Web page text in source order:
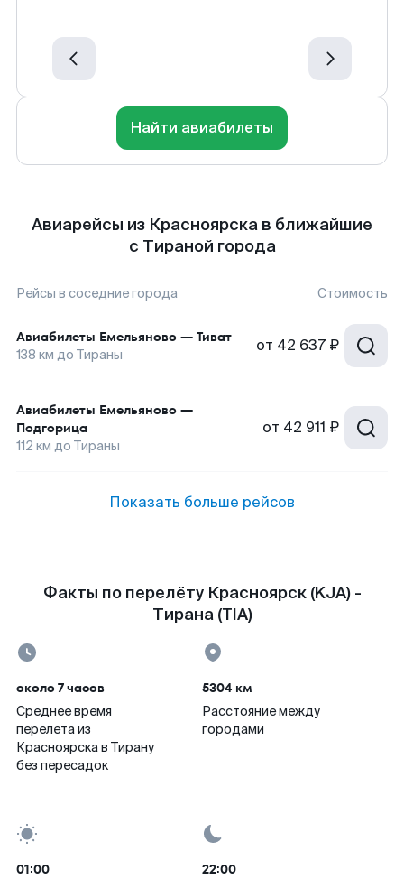
Найти авиабилеты
Авиарейсы из Красноярска в ближайшие
с Тираной города
Рейсы в соседние города Стоимость
Авиабилеты Емельяново — Тиват
138 км до Тираны от 42 637 ₽
Авиабилеты Емельяново —
Подгорица
112 км до Тираны
от 42 911 ₽
Показать больше рейсов
Факты по перелёту Красноярск (KJA) -
Тирана (TIA)
около 7 часов
Среднее время
перелета из
Красноярска в Тирану
без пересадок
5304 км
Расстояние между
городами
01:00 22:00